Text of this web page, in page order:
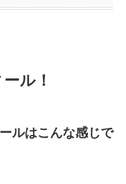
ル！
ルはこんな感じで